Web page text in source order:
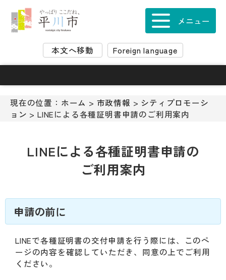
ョ
ス
へ
動
本文へ移動 Foreign language
メニュー
現在の位置： ホーム > 市政情報 > シティプロモーシ
ョン > LINEによる各種証明書申請のご利用案内
LINEによる各種証明書申請の
ご利用案内
申請の前に
LINEで各種証明書の交付申請を行う際には、このペ
ージの内容を確認していただき、同意の上でご利用
ください。